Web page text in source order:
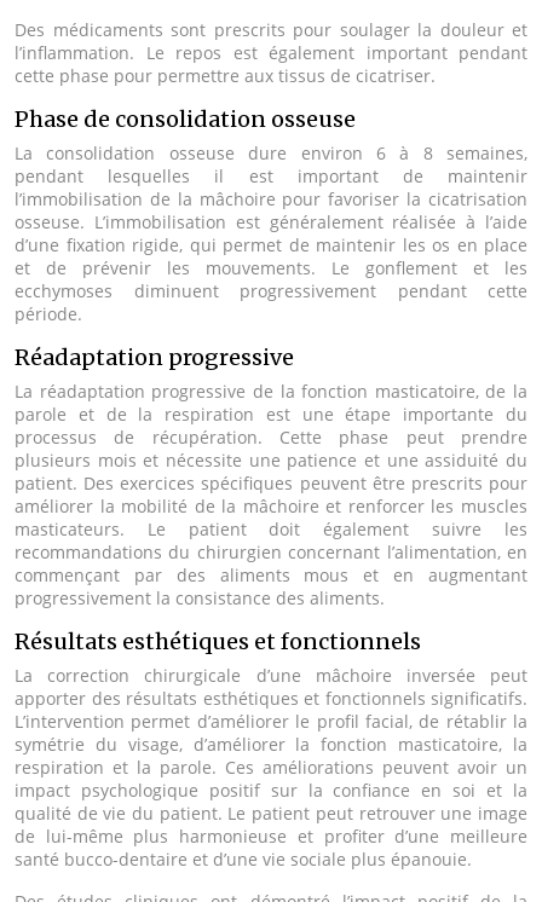
Des médicaments sont prescrits pour soulager la douleur et
l’inflammation. Le repos est également important pendant
cette phase pour permettre aux tissus de cicatriser.
Phase de consolidation osseuse
La consolidation osseuse dure environ 6 à 8 semaines,
pendant lesquelles il est important de maintenir
l’immobilisation de la mâchoire pour favoriser la cicatrisation
osseuse. L’immobilisation est généralement réalisée à l’aide
d’une fixation rigide, qui permet de maintenir les os en place
et de prévenir les mouvements. Le gonflement et les
ecchymoses diminuent progressivement pendant cette
période.
Réadaptation progressive
La réadaptation progressive de la fonction masticatoire, de la
parole et de la respiration est une étape importante du
processus de récupération. Cette phase peut prendre
plusieurs mois et nécessite une patience et une assiduité du
patient. Des exercices spécifiques peuvent être prescrits pour
améliorer la mobilité de la mâchoire et renforcer les muscles
masticateurs. Le patient doit également suivre les
recommandations du chirurgien concernant l’alimentation, en
commençant par des aliments mous et en augmentant
progressivement la consistance des aliments.
Résultats esthétiques et fonctionnels
La correction chirurgicale d’une mâchoire inversée peut
apporter des résultats esthétiques et fonctionnels significatifs.
L’intervention permet d’améliorer le profil facial, de rétablir la
symétrie du visage, d’améliorer la fonction masticatoire, la
respiration et la parole. Ces améliorations peuvent avoir un
impact psychologique positif sur la confiance en soi et la
qualité de vie du patient. Le patient peut retrouver une image
de lui-même plus harmonieuse et profiter d’une meilleure
santé bucco-dentaire et d’une vie sociale plus épanouie.